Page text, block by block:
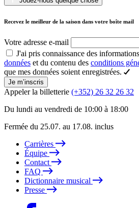
Recevez le meilleur de la saison dans votre boîte mail
Votre adresse e-mail
J'ai pris connaissance des
données et du contenu des conditions
que mes données soient enregistrées.
Je m’inscris
Appeler la billetterie (+352) 26 32 26 32
Du lundi au vendredi de 10:00 à 18:00
Fermée du 25.07. au 17.08. inclus
Carrières
Équipe
Contact
FAQ
Dictionnaire musical
Presse